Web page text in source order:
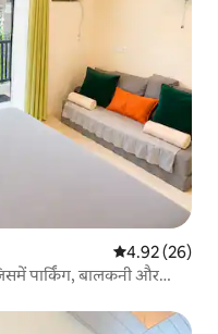
औसत रेटिंग 5 में
4.92 (26)
पार्किंग, बालकनी और